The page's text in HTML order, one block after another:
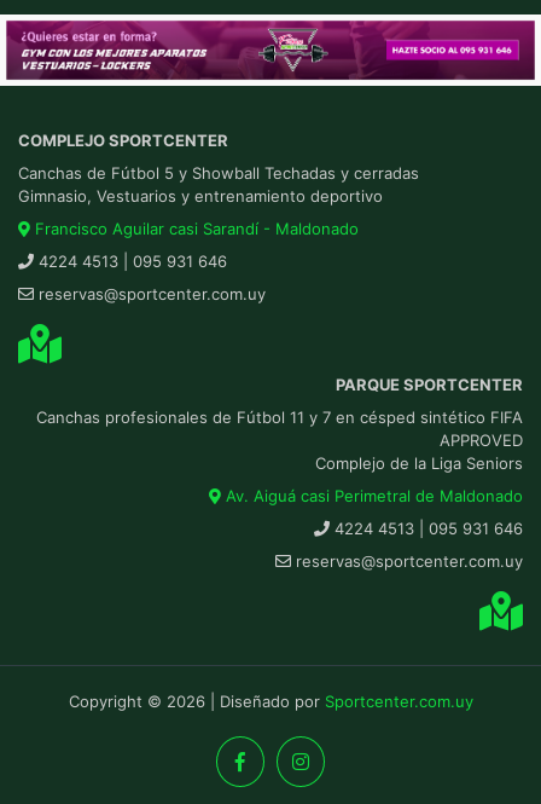
COMPLEJO SPORTCENTER
Canchas de Fútbol 5 y Showball Techadas y cerradas
Gimnasio, Vestuarios y entrenamiento deportivo
Francisco Aguilar casi Sarandí - Maldonado
4224 4513 | 095 931 646
reservas@sportcenter.com.uy
PARQUE SPORTCENTER
Canchas profesionales de Fútbol 11 y 7 en césped sintético FIFA
APPROVED
Complejo de la Liga Seniors
Av. Aiguá casi Perimetral de Maldonado
4224 4513 | 095 931 646
reservas@sportcenter.com.uy
Copyright © 2026 | Diseñado por Sportcenter.com.uy